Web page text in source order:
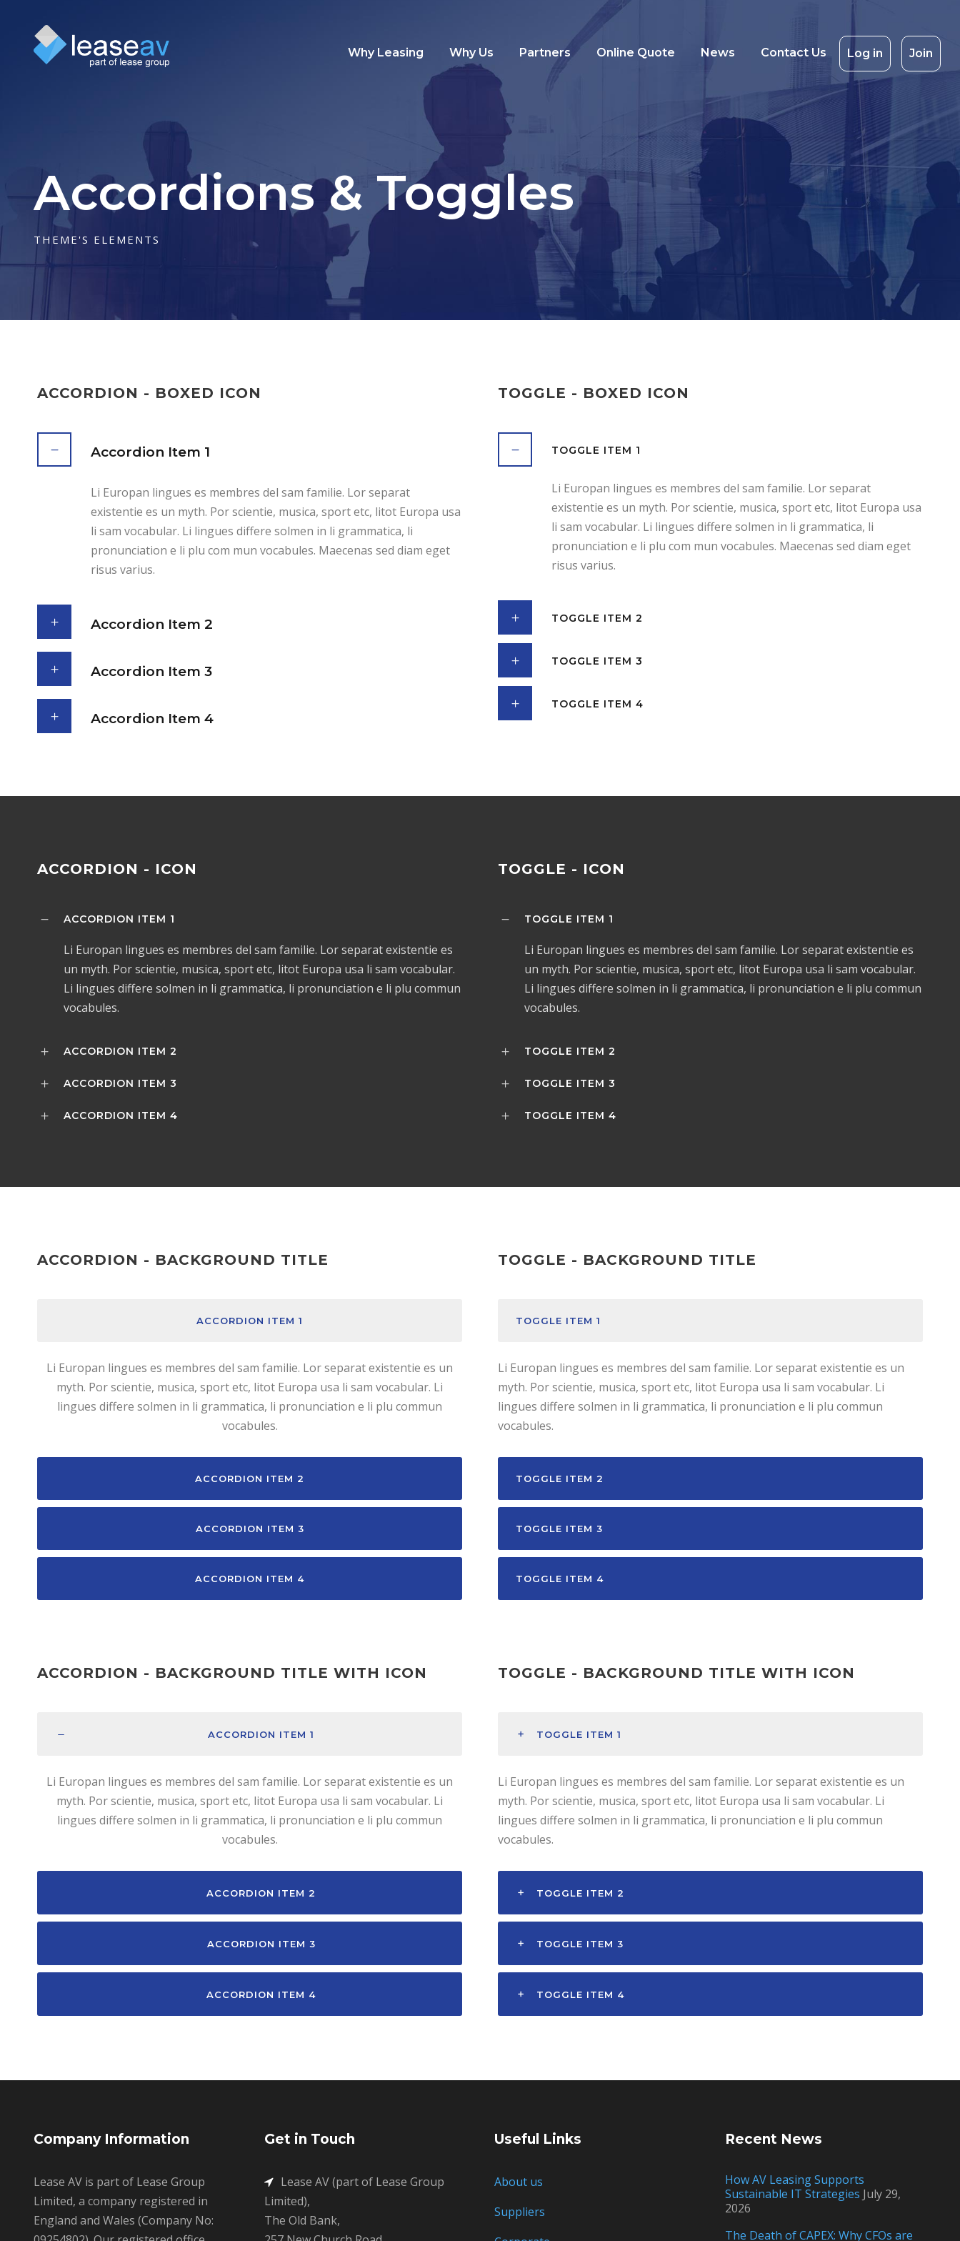
Why Leasing Why Us Partners Online Quote News Contact Us Log in Join
Accordions & Toggles
THEME'S ELEMENTS
ACCORDION - BOXED ICON
Accordion Item 1
Li Europan lingues es membres del sam familie. Lor separat
existentie es un myth. Por scientie, musica, sport etc, litot Europa usa
li sam vocabular. Li lingues differe solmen in li grammatica, li
pronunciation e li plu com mun vocabules. Maecenas sed diam eget
risus varius.
Accordion Item 2
Accordion Item 3
Accordion Item 4
TOGGLE - BOXED ICON
TOGGLE ITEM 1
Li Europan lingues es membres del sam familie. Lor separat
existentie es un myth. Por scientie, musica, sport etc, litot Europa usa
li sam vocabular. Li lingues differe solmen in li grammatica, li
pronunciation e li plu com mun vocabules. Maecenas sed diam eget
risus varius.
TOGGLE ITEM 2
TOGGLE ITEM 3
TOGGLE ITEM 4
ACCORDION - ICON
ACCORDION ITEM 1
Li Europan lingues es membres del sam familie. Lor separat existentie es
un myth. Por scientie, musica, sport etc, litot Europa usa li sam vocabular.
Li lingues differe solmen in li grammatica, li pronunciation e li plu commun
vocabules.
ACCORDION ITEM 2
ACCORDION ITEM 3
ACCORDION ITEM 4
TOGGLE - ICON
TOGGLE ITEM 1
Li Europan lingues es membres del sam familie. Lor separat existentie es
un myth. Por scientie, musica, sport etc, litot Europa usa li sam vocabular.
Li lingues differe solmen in li grammatica, li pronunciation e li plu commun
vocabules.
TOGGLE ITEM 2
TOGGLE ITEM 3
TOGGLE ITEM 4
ACCORDION - BACKGROUND TITLE
ACCORDION ITEM 1
Li Europan lingues es membres del sam familie. Lor separat existentie es un
myth. Por scientie, musica, sport etc, litot Europa usa li sam vocabular. Li
lingues differe solmen in li grammatica, li pronunciation e li plu commun
vocabules.
ACCORDION ITEM 2
ACCORDION ITEM 3
ACCORDION ITEM 4
TOGGLE - BACKGROUND TITLE
TOGGLE ITEM 1
Li Europan lingues es membres del sam familie. Lor separat existentie es un
myth. Por scientie, musica, sport etc, litot Europa usa li sam vocabular. Li
lingues differe solmen in li grammatica, li pronunciation e li plu commun
vocabules.
TOGGLE ITEM 2
TOGGLE ITEM 3
TOGGLE ITEM 4
ACCORDION - BACKGROUND TITLE WITH ICON
ACCORDION ITEM 1
Li Europan lingues es membres del sam familie. Lor separat existentie es un
myth. Por scientie, musica, sport etc, litot Europa usa li sam vocabular. Li
lingues differe solmen in li grammatica, li pronunciation e li plu commun
vocabules.
ACCORDION ITEM 2
ACCORDION ITEM 3
ACCORDION ITEM 4
TOGGLE - BACKGROUND TITLE WITH ICON
TOGGLE ITEM 1
Li Europan lingues es membres del sam familie. Lor separat existentie es un
myth. Por scientie, musica, sport etc, litot Europa usa li sam vocabular. Li
lingues differe solmen in li grammatica, li pronunciation e li plu commun
vocabules.
TOGGLE ITEM 2
TOGGLE ITEM 3
TOGGLE ITEM 4
Company Information
Lease AV is part of Lease Group
Limited, a company registered in
England and Wales (Company No:
Get in Touch
Lease AV (part of Lease Group
Limited),
The Old Bank,
Useful Links
About us
Suppliers
Recent News
How AV Leasing Supports
Sustainable IT Strategies July 29,
2026
The Death of CAPEX: Why CFOs are